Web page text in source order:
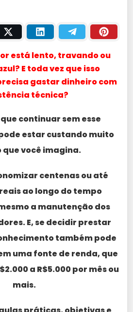
está lento, travando ou
E toda vez que isso
gastar dinheiro com
técnica?
continuar sem esse
estar custando muito
que você imagina.
centenas ou até
ao longo do tempo
a manutenção dos
E, se decidir prestar
também pode
uma fonte de renda, que
a R$5.000 por mês ou
mais.